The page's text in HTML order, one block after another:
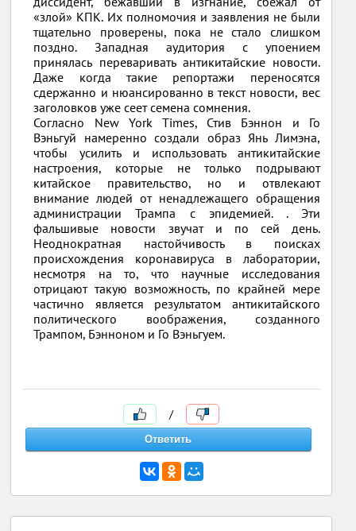
«злой» КПК. Их полномочия и заявления не были
тщательно проверены, пока не стало слишком
поздно. Западная аудитория с упоением
принялась переваривать антикитайские новости.
Даже когда такие репортажи переносятся
сдержанно и нюансированно в текст новости, вес
заголовков уже сеет семена сомнения.
Согласно New York Times, Стив Бэннон и Го
Вэньгуй намеренно создали образ Янь Лимэна,
чтобы усилить и использовать антикитайские
настроения, которые не только подрывают
китайское правительство, но и отвлекают
внимание людей от ненадлежащего обращения
администрации Трампа с эпидемией. . Эти
фальшивые новости звучат и по сей день.
Неоднократная настойчивость в поисках
происхождения коронавируса в лаборатории,
несмотря на то, что научные исследования
отрицают такую ​​возможность, по крайней мере
частично является результатом антикитайского
политического воображения, созданного
Трампом, Бэнноном и Го Вэньгуем.
/